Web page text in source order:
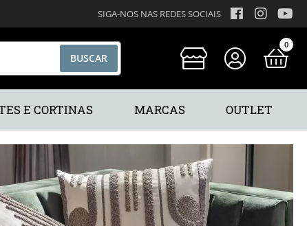
0
E CORTINAS MARCAS OUTLET
SIGA-NOS NAS REDES SOCIAIS